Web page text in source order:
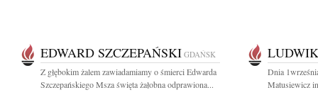
EDWARD SZCZEPAŃSKI GDAŃSK
Z głębokim żalem zawiadamiamy o śmierci Edwarda
Szczepańskiego Msza święta żałobna odprawiona...
Dnia
Matusiewicz